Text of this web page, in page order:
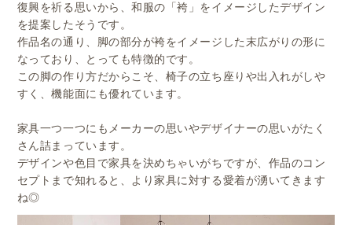
復興を祈る思いから、和服の「袴」をイメージしたデザイン
を提案したそうです。
作品名の通り、脚の部分が袴をイメージした末広がりの形に
なっており、とっても特徴的です。
この脚の作り方だからこそ、椅子の立ち座りや出入れがしや
すく、機能面にも優れています。
家具一つ一つにもメーカーの思いやデザイナーの思いがたく
さん詰まっています。
デザインや色目で家具を決めちゃいがちですが、作品のコン
セプトまで知れると、より家具に対する愛着が湧いてきます
ね◎